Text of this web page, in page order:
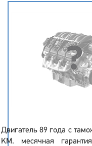
Двигатель 89 года с
KM. месячная